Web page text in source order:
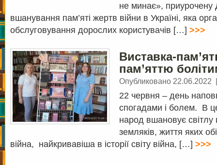
не минає», приурочену
вшанування пам’яті жертв війни в Україні, яка
обслуговування дорослих користувачів […] >>>
Виставка-
пам’яттю
Опубликовано 22.06.2022
22 червня – день
спогадами і болем. В
народ вшановує світлу
земляків, життя яких
війна, найкривавіша в історії світу війна, […] >>>